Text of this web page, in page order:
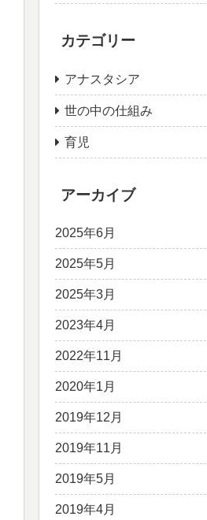
カテゴリー
アナスタシア
世の中の仕組み
育児
アーカイブ
2025年6月
2025年5月
2025年3月
2023年4月
2022年11月
2020年1月
2019年12月
2019年11月
2019年5月
2019年4月